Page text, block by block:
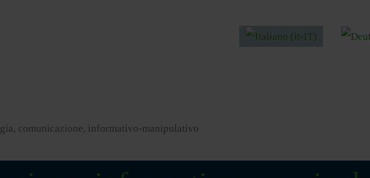
Seleziona la tua lingua
comunicazione, informativo-manipulativo